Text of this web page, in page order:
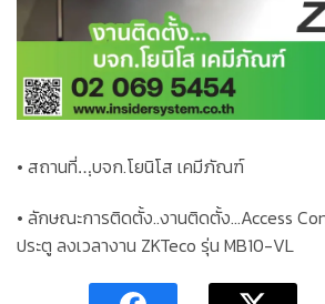
• สถานที่…ฺบจก.โยนิโส​ เคมีภัณฑ์
• ลักษณะการติดตั้ง..งานติดตั้ง…Access
ประตู ลงเวลางาน ZKTeco รุ่น MB10-VL